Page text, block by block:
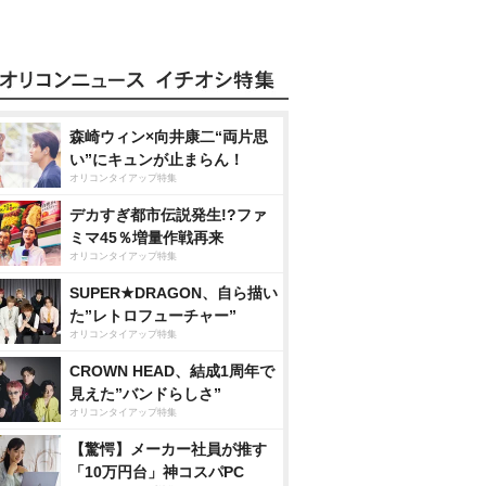
森崎ウィン×向井康二“両片思
い”にキュンが止まらん！
オリコンタイアップ特集
デカすぎ都市伝説発生!?ファ
ミマ45％増量作戦再来
オリコンタイアップ特集
SUPER★DRAGON、自ら描い
た”レトロフューチャー”
オリコンタイアップ特集
CROWN HEAD、結成1周年で
見えた”バンドらしさ”
オリコンタイアップ特集
【驚愕】メーカー社員が推す
「10万円台」神コスパPC